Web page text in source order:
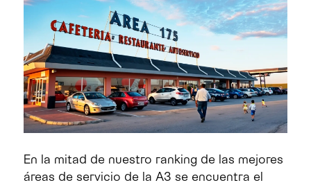
En la mitad de nuestro ranking de las mejores
áreas de servicio de la A3 se encuentra el